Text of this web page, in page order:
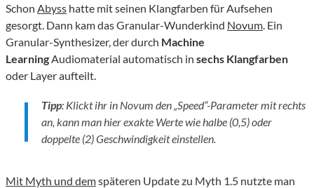
Schon Abyss hatte mit seinen Klangfarben für Aufsehen
gesorgt. Dann kam das Granular-Wunderkind Novum . Ein
Granular-Synthesizer, der durch Machine
Learning Audiomaterial automatisch in sechs Klangfarben
oder Layer aufteilt.
Tipp: Klickt ihr in Novum den „Speed“-Parameter mit rechts
an, kann man hier exakte Werte wie halbe (0,5) oder
doppelte (2) Geschwindigkeit einstellen.
Mit Myth und demspäteren Update zu Myth 1.5 nutzte man